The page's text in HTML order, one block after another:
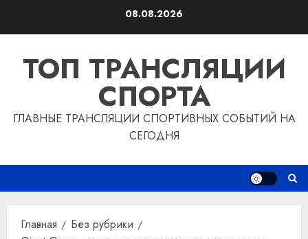
08.08.2026
ТОП ТРАНСЛЯЦИИ
СПОРТА
ГЛАВНЫЕ ТРАНСЛЯЦИИ СПОРТИВНЫХ СОБЫТИЙ НА
СЕГОДНЯ
Главная
Без рубрики